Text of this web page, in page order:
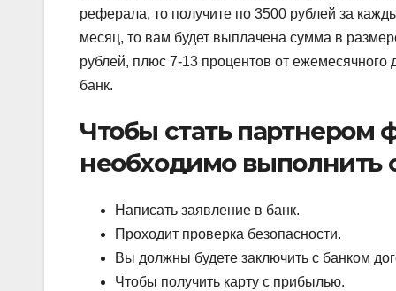
реферала, то получите по 3500 рублей за
месяц, то вам будет выплачена сумма в
рублей, плюс 7-13 процентов от
банк.
Чтобы стать партнером
необходимо
Написать заявление в банк.
Проходит проверка безопасности.
Вы должны будете заключить с банком
Чтобы получить карту с прибылью.